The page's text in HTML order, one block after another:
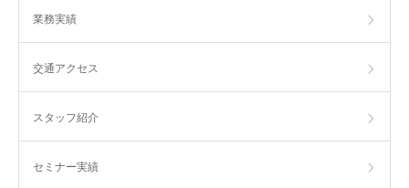
業務実績
交通アクセス
スタッフ紹介
セミナー実績